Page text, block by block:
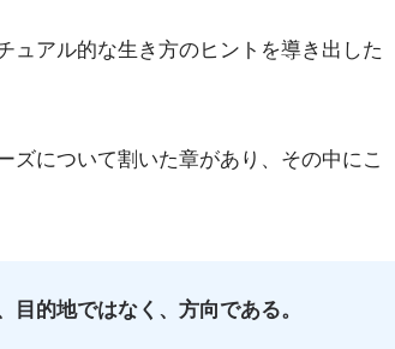
ュアル的な生き方のヒントを導き出した
ズについて割いた章があり、その中にこ
的地ではなく、方向である。